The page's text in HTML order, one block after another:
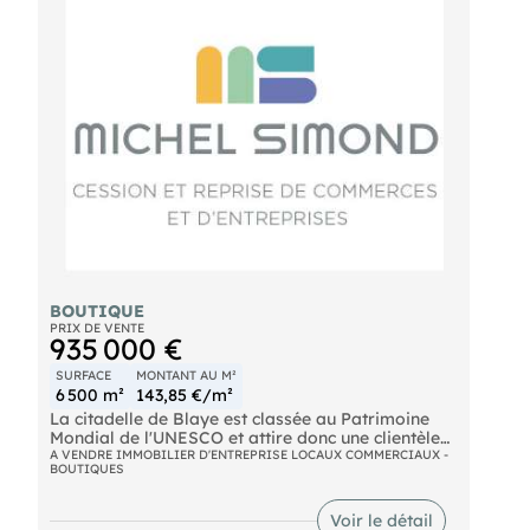
BOUTIQUE
PRIX DE VENTE
935 000 €
SURFACE
6 500 m²
MONTANT AU M²
143,85 €/m²
La citadelle de Blaye est classée au Patrimoine
Mondial de l'UNESCO et attire donc une clientèle
touristique importante, avec une offre de
logement et restauration plutôt restreinte
actuellement. Le terrain entièrement en zonage
AUL permet l'implantation d'une quarantaine de
A VENDRE IMMOBILIER D'ENTREPRISE LOCAUX COMMERCIAUX -
BOUTIQUES
Voir le détail